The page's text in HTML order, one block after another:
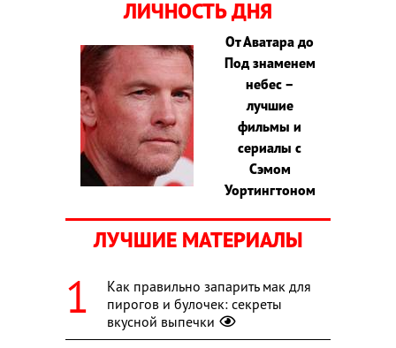
ЛИЧНОСТЬ ДНЯ
От Аватара до
Под знаменем
небес –
лучшие
фильмы и
сериалы с
Сэмом
Уортингтоном
ЛУЧШИЕ МАТЕРИАЛЫ
Как правильно запарить мак для
пирогов и булочек: секреты
вкусной выпечки